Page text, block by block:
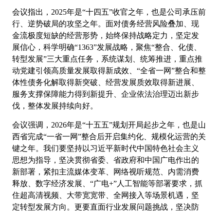
会议指出，2025年是“十四五”收官之年，也是公司承压前
行、逆势破局的攻坚之年。面对债务经营风险叠加、现
金流极度短缺的经营形势，始终保持战略定力，坚定发
展信心，科学明确“1363”发展战略，聚焦“整合、化债、
转型发展”三大重点任务，系统谋划、统筹推进，重点推
动党建引领高质量发展取得新成效、“全省一网”整合和整
体性债务化解取得新突破、经营发展质效取得新进展、
服务支撑保障能力得到新提升、企业依法治理迈出新步
伐，整体发展持续向好。
会议强调，2026年是“十五五”规划开局起步之年，也是山
西省完成“一省一网”整合后开启集约化、规模化运营的关
键之年。我们要坚持以习近平新时代中国特色社会主义
思想为指导，坚决贯彻省委、省政府和中国广电作出的
新部署，紧扣主流媒体变革、网络视听规范、内需消费
释放、数字经济发展、“广电+”人工智能等部署要求，抓
住超高清视频、大带宽宽带、全网接入等场景机遇，坚
定转型发展方向。更要直面行业发展问题挑战，坚决防